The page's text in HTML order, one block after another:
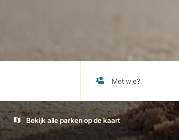
Bekijk alle parken op de kaart